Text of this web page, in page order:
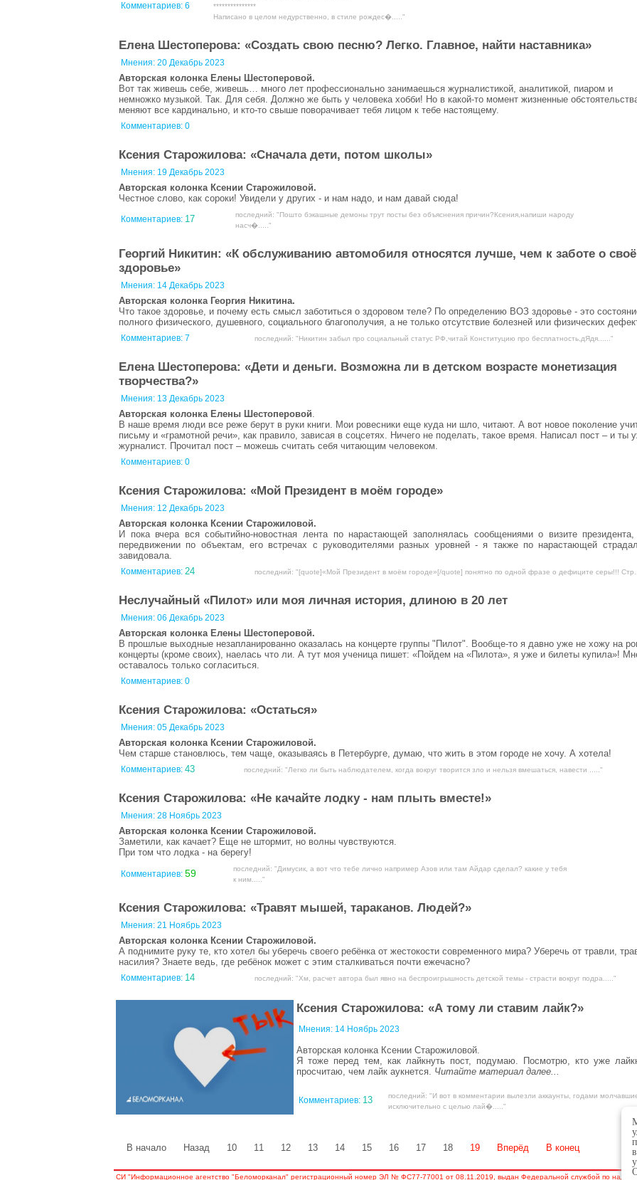
Комментариев: 6
***************
Написано в целом недурственно, в стиле рождес�....."
Елена Шестоперова: «Создать свою песню? Легко. Главное, найти наставника»
Мнения: 20 Декабрь 2023
Авторская колонка Елены Шестоперовой.
Вот так живешь себе, живешь… много лет профессионально занимаешься журналистикой, аналитикой, пиаром и
немножко музыкой. Так. Для себя. Должно же быть у человека хобби! Но в какой-то момент жизненные
меняют все кардинально, и кто-то свыше поворачивает тебя лицом к тебе настоящему.
Комментариев: 0
Ксения Старожилова: «Сначала дети, потом школы»
Мнения: 19 Декабрь 2023
Авторская колонка Ксении Старожиловой.
Честное слово, как сороки! Увидели у других - и нам надо, и нам давай сюда!
Комментариев: 17
последний: "Пошто бэкашные демоны трут посты без объяснения причин?Ксения,напиши народу
насч�....."
Георгий Никитин: «К обслуживанию автомобиля относятся лучше, чем к заботе о
здоровье»
Мнения: 14 Декабрь 2023
Авторская колонка Георгия Никитина.
Что такое здоровье, и почему есть смысл заботиться о здоровом теле? По определению ВОЗ здоровье - это
полного физического, душевного, социального благополучия, а не только отсутствие болезней или физических
Комментариев: 7 последний: "Никитин забыл про социальный статус РФ,читай Конституцию про бесплатность,дЯдя......"
Елена Шестоперова: «Дети и деньги. Возможна ли в детском возрасте монетизация
творчества?»
Мнения: 13 Декабрь 2023
Авторская колонка Елены Шестоперовой.
В наше время люди все реже берут в руки книги. Мои ровесники еще куда ни шло, читают. А вот новое поколение
письму и «грамотной речи», как правило, зависая в соцсетях. Ничего не поделать, такое время. Написал пост – и ты
журналист. Прочитал пост – можешь считать себя читающим человеком.
Комментариев: 0
Ксения Старожилова: «Мой Президент в моём городе»
Мнения: 12 Декабрь 2023
Авторская колонка Ксении Старожиловой.
И пока вчера вся событийно-новостная лента по нарастающей заполнялась сообщениями о визите президента,
передвижении по объектам, его встречах с руководителями разных уровней - я также по нарастающей
завидовала.
Комментариев: 24 последний: "[quote]«Мой Президент в моём городе»[/quote] понятно по одной фразе о дефиците серы!!!
Неслучайный «Пилот» или моя личная история, длиною в 20 лет
Мнения: 06 Декабрь 2023
Авторская колонка Елены Шестоперовой.
В прошлые выходные незапланированно оказалась на концерте группы "Пилот". Вообще-то я давно уже не хожу на
концерты (кроме своих), наелась что ли. А тут моя ученица пишет: «Пойдем на «Пилота», я уже и билеты купила»!
оставалось только согласиться.
Комментариев: 0
Ксения Старожилова: «Остаться»
Мнения: 05 Декабрь 2023
Авторская колонка Ксении Старожиловой.
Чем старше становлюсь, тем чаще, оказываясь в Петербурге, думаю, что жить в этом городе не хочу. А хотела!
Комментариев: 43 последний: "Легко ли быть наблюдателем, когда вокруг творится зло и нельзя вмешаться, навести ....."
Ксения Старожилова: «Не качайте лодку - нам плыть вместе!»
Мнения: 28 Ноябрь 2023
Авторская колонка Ксении Старожиловой.
Заметили, как качает? Еще не штормит, но волны чувствуются.
При том что лодка - на берегу!
Комментариев: 59
последний: "Димусик, а вот что тебе лично например Азов или там Айдар сделал? какие у тебя
к ним....."
Ксения Старожилова: «Травят мышей, тараканов. Людей?»
Мнения: 21 Ноябрь 2023
Авторская колонка Ксении Старожиловой.
А поднимите руку те, кто хотел бы уберечь своего ребёнка от жестокости современного мира? Уберечь от травли,
насилия? Знаете ведь, где ребёнок может с этим сталкиваться почти ежечасно?
Комментариев: 14 последний: "Хм, расчет автора был явно на беспроигрышность детской темы - страсти вокруг подра....."
Ксения Старожилова: «А тому ли ставим лайк?»
Мнения: 14 Ноябрь 2023
Авторская колонка Ксении Старожиловой.
Я тоже перед тем, как лайкнуть пост, подумаю. Посмотрю, кто уже
просчитаю, чем лайк аукнется. Читайте материал далее...
Комментариев: 13
последний: "И вот в комментарии вылезли аккаунты, годами
исключительно с целью лай�....."
В начало Назад 10 11 12 13 14 15 16 17 18 19 Вперёд В конец
СИ "Информационное агентство "Беломорканал" регистрационный номер ЭЛ № ФС77-77001 от 08.11.2019, выдан Федеральной службой по